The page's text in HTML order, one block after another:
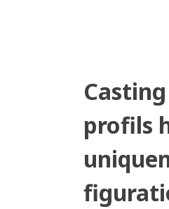
profils